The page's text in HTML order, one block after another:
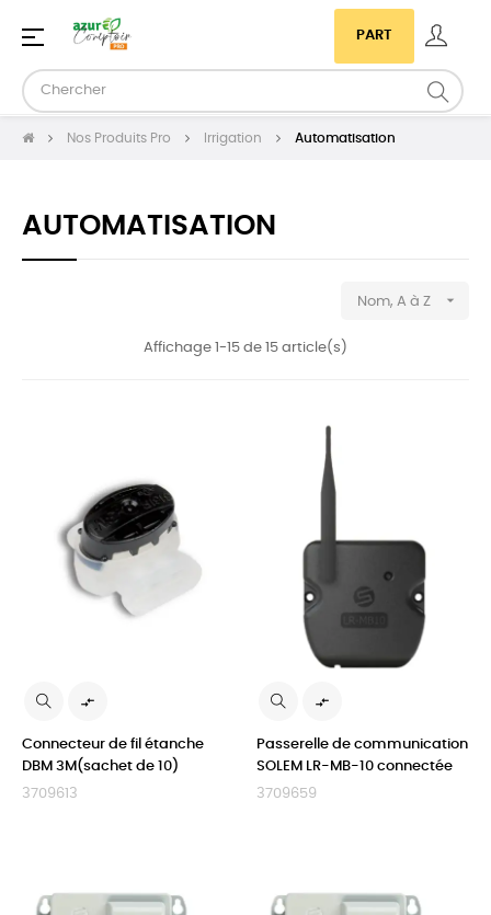
PART
Basculer
navigation
☰
Nos Produits Pro Irrigation Automatisation
AUTOMATISATION
Nom, A à Z 
Affichage 1-15 de 15 article(s)

Connecteur de fil étanche
DBM 3M(sachet de 10)
3709613

Passerelle de communication
SOLEM LR-MB-10 connectée
3709659